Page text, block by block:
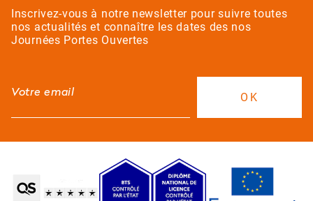
Inscrivez-vous à notre newsletter pour suivre toutes
nos actualités et connaître les dates des nos
Journées Portes Ouvertes